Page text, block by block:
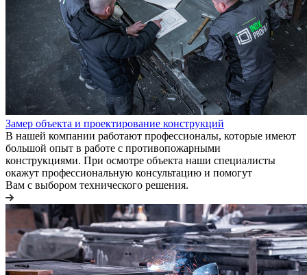
Замер объекта и проектирование конструкций
В нашей компании работают профессионалы, которые имеют
большой опыт в работе с противопожарными
конструкциями. При осмотре объекта наши специалисты
окажут профессиональную консультацию и помогут
Вам с выбором технического решения.